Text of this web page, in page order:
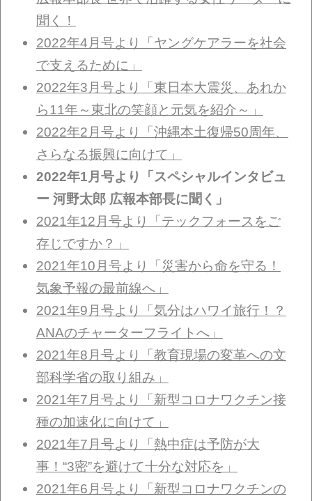
聞く！
2022年4月号より「ヤングケアラーを社会
で支えるために」
2022年3月号より「東日本大震災、あれか
ら11年～東北の笑顔と元気を紹介～」
2022年2月号より「沖縄本土復帰50周年、
さらなる振興に向けて」
2022年1月号より「スペシャルインタビュ
ー 河野太郎 広報本部長に聞く」
2021年12月号より「テックフォースをご
存じですか？」
2021年10月号より「災害から命を守る！
気象予報の最前線へ」
2021年9月号より「気分はハワイ旅行！？
ANAのチャーターフライトへ」
2021年8月号より「教育現場の変革への文
部科学省の取り組み」
2021年7月号より「新型コロナワクチン接
種の加速化に向けて」
2021年7月号より「熱中症は予防が大
事！“3密”を避けて十分な対応を」
2021年6月号より「新型コロナワクチンの